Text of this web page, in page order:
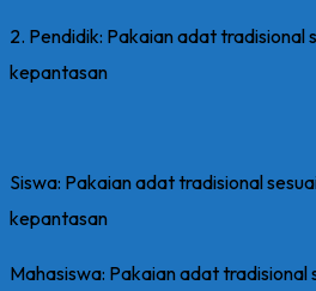
2. Pendidik: Pakaian adat tradisional
kepantasan
Siswa: Pakaian adat tradisional
kepantasan
Mahasiswa: Pakaian adat tradisional